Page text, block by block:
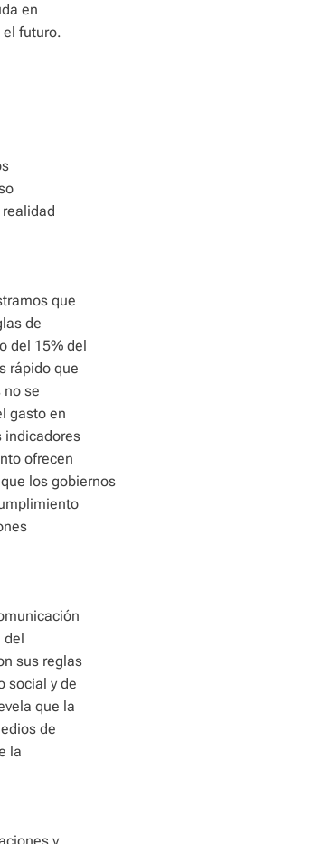
en
el futuro.
que
de
del 15% del
rápido que
no se
gasto en
indicadores
ofrecen
los gobiernos
del
sus reglas
social y de
que la
de
la